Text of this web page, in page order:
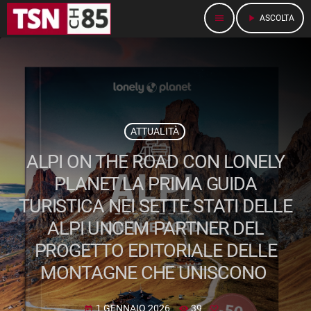
menu play_arrow ASCOLTA
ATTUALITÀ
ALPI ON THE ROAD CON LONELY
PLANET LA PRIMA GUIDA
TURISTICA NEI SETTE STATI DELLE
ALPI UNCEM PARTNER DEL
PROGETTO EDITORIALE DELLE
MONTAGNE CHE UNISCONO
today 1 GENNAIO 2026 39